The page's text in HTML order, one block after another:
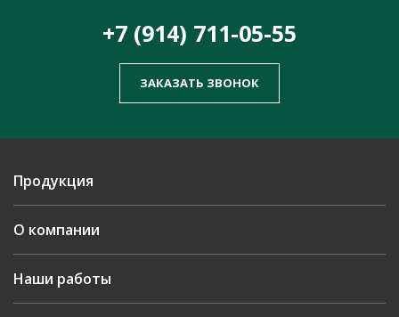
+7 (914) 711-05-55
ЗАКАЗАТЬ ЗВОНОК
Продукция
О компании
Наши работы